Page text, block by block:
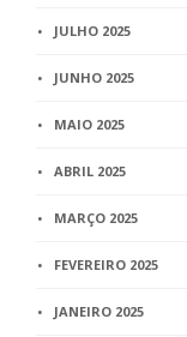
JULHO 2025
JUNHO 2025
MAIO 2025
ABRIL 2025
MARÇO 2025
FEVEREIRO 2025
JANEIRO 2025